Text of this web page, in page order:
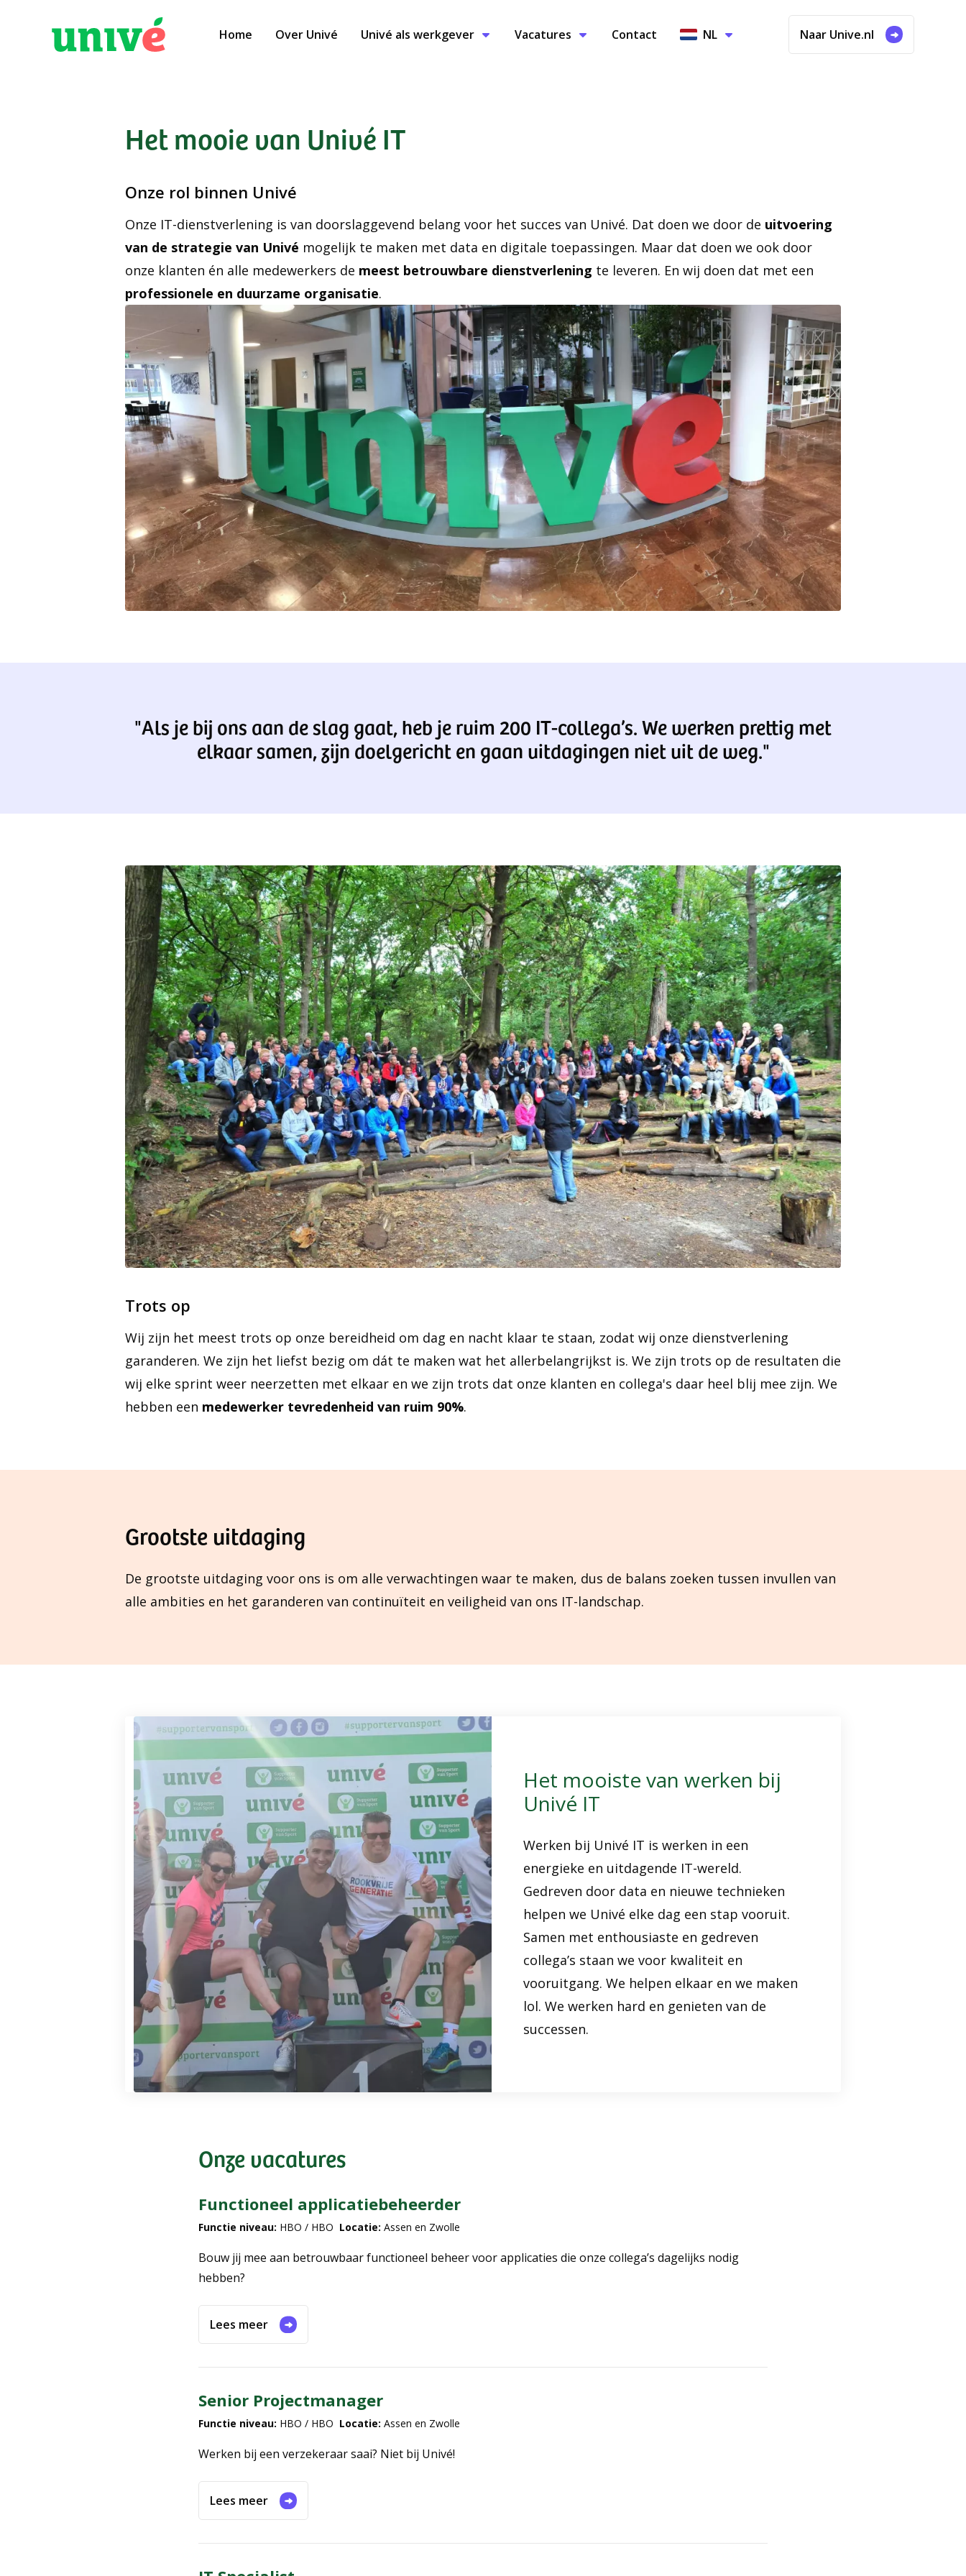
Home Over Univé Univé als werkgever Vacatures Contact NL Naar Unive.nl
Het mooie van Univé IT
Onze rol binnen Univé
Onze IT-dienstverlening is van doorslaggevend belang voor het succes van Univé. Dat doen we door de uitvoering
van de strategie van Univé mogelijk te maken met data en digitale toepassingen. Maar dat doen we ook door
onze klanten én alle medewerkers de meest betrouwbare dienstverlening te leveren. En wij doen dat met een
professionele en duurzame organisatie.
"Als je bij ons aan de slag gaat, heb je ruim 200 IT-collega’s. We werken prettig met
elkaar samen, zijn doelgericht en gaan uitdagingen niet uit de weg."
Trots op
Wij zijn het meest trots op onze bereidheid om dag en nacht klaar te staan, zodat wij onze dienstverlening
garanderen. We zijn het liefst bezig om dát te maken wat het allerbelangrijkst is. We zijn trots op de resultaten die
wij elke sprint weer neerzetten met elkaar en we zijn trots dat onze klanten en collega's daar heel blij mee zijn. We
hebben een medewerker tevredenheid van ruim 90%.
Grootste uitdaging
De grootste uitdaging voor ons is om alle verwachtingen waar te maken, dus de balans zoeken tussen invullen van
alle ambities en het garanderen van continuïteit en veiligheid van ons IT-landschap.
Het mooiste van werken bij
Univé IT
Werken bij Univé IT is werken in een
energieke en uitdagende IT-wereld.
Gedreven door data en nieuwe technieken
helpen we Univé elke dag een stap vooruit.
Samen met enthousiaste en gedreven
collega’s staan we voor kwaliteit en
vooruitgang. We helpen elkaar en we maken
lol. We werken hard en genieten van de
successen.
Onze vacatures
Functioneel applicatiebeheerder
Functie niveau: HBO / HBO Locatie: Assen en Zwolle
Bouw jij mee aan betrouwbaar functioneel beheer voor applicaties die onze collega’s dagelijks nodig
hebben?
Lees meer
Senior Projectmanager
Functie niveau: HBO / HBO Locatie: Assen en Zwolle
Werken bij een verzekeraar saai? Niet bij Univé!
Lees meer